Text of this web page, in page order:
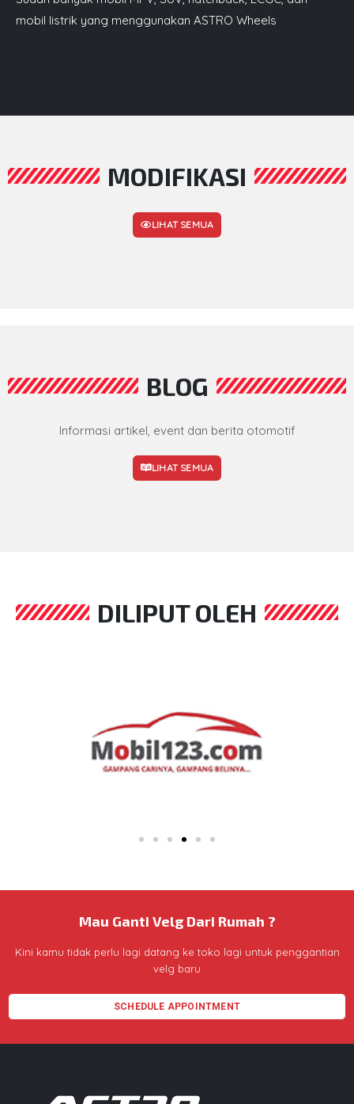
mobil listrik yang menggunakan ASTRO Wheels
MODIFIKASI
LIHAT SEMUA
BLOG
Informasi artikel, event dan berita otomotif
LIHAT SEMUA
DILIPUT OLEH
Mau Ganti Velg Dari Rumah ?
Kini kamu tidak perlu lagi datang ke toko lagi untuk penggantian
velg baru
SCHEDULE APPOINTMENT